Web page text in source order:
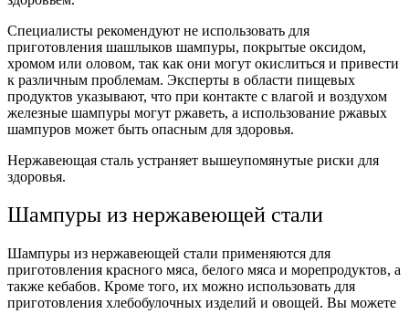
Специалисты рекомендуют не использовать для
приготовления шашлыков шампуры, покрытые оксидом,
хромом или оловом, так как они могут окислиться и привести
к различным проблемам. Эксперты в области пищевых
продуктов указывают, что при контакте с влагой и воздухом
железные шампуры могут ржаветь, а использование ржавых
шампуров может быть опасным для здоровья.
Нержавеющая сталь устраняет вышеупомянутые риски для
здоровья.
Шампуры из нержавеющей стали
Шампуры из нержавеющей стали применяются для
приготовления красного мяса, белого мяса и морепродуктов, а
также кебабов. Кроме того, их можно использовать для
приготовления хлебобулочных изделий и овощей. Вы можете